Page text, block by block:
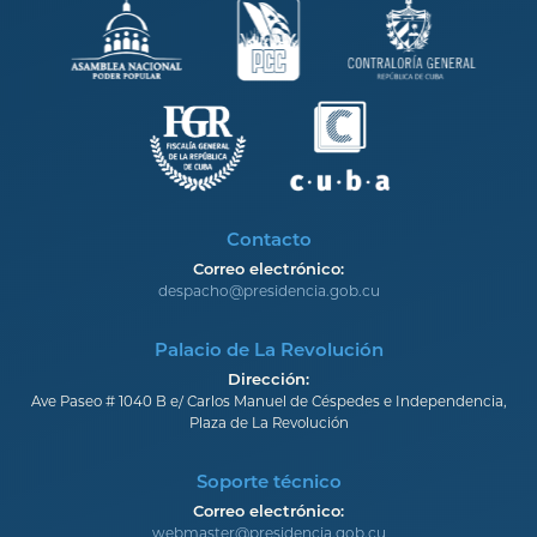
Contacto
Correo electrónico:
despacho@presidencia.gob.cu
Palacio de La Revolución
Dirección:
Ave Paseo # 1040 B e/ Carlos Manuel de Céspedes e Independencia,
Plaza de La Revolución
Soporte técnico
Correo electrónico:
webmaster@presidencia.gob.cu